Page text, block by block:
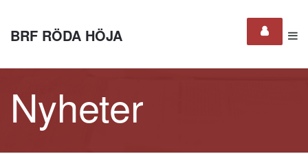
BRF RÖDA HÖJA
Nyheter